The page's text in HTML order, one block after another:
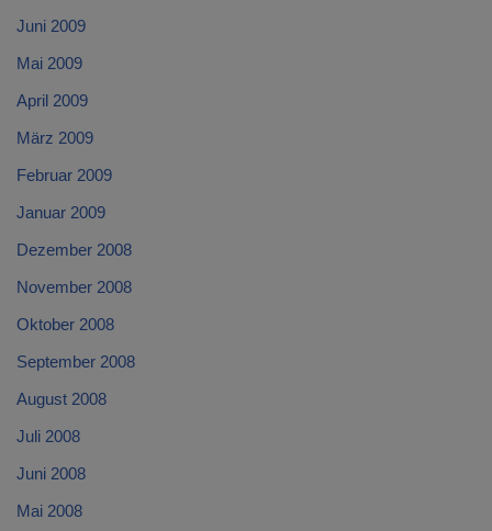
Juni 2009
Mai 2009
April 2009
März 2009
Februar 2009
Januar 2009
Dezember 2008
November 2008
Oktober 2008
September 2008
August 2008
Juli 2008
Juni 2008
Mai 2008